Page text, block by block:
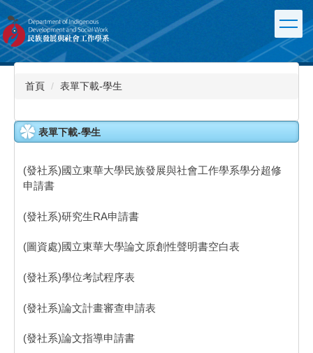
跳
到
主
要
內
首頁 表單下載-學生
表單下載-學生
(發社系)國立東華大學民族發展與社會工作學系學分超修
申請書
(發社系)研究生RA申請書
(圖資處)國立東華大學論文原創性聲明書空白表
(發社系)學位考試程序表
(發社系)論文計畫審查申請表
(發社系)論文指導申請書